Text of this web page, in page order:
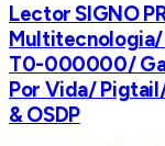
Lector SIGNO
T0-000000/
Por Vida/
& OSDP